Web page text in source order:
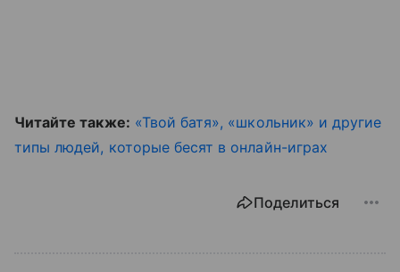
Читайте также: «Твой батя», «школьник» и другие
типы людей, которые бесят в онлайн-играх
Поделиться